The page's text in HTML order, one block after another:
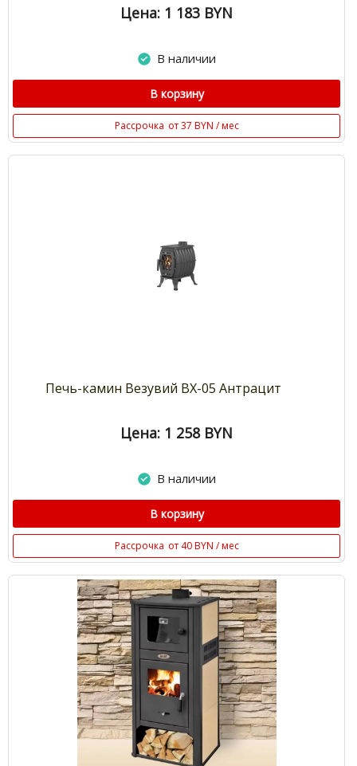
Цена: 1 183 BYN
В наличии
В корзину
Рассрочка от 37 BYN / мес
Печь-камин Везувий ВХ-05 Антрацит
Цена: 1 258 BYN
В наличии
В корзину
Рассрочка от 40 BYN / мес